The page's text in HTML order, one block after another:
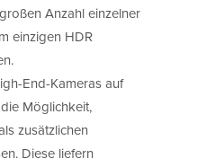
Anzahl einzelner
einzigen HDR
End-Kameras auf
Möglichkeit,
zusätzlichen
Diese liefern